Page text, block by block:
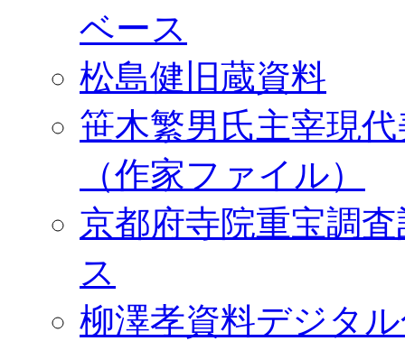
ベース
松島健旧蔵資料
笹木繁男氏主宰現
（作家ファイル）
京都府寺院重宝調
ス
柳澤孝資料デジタ